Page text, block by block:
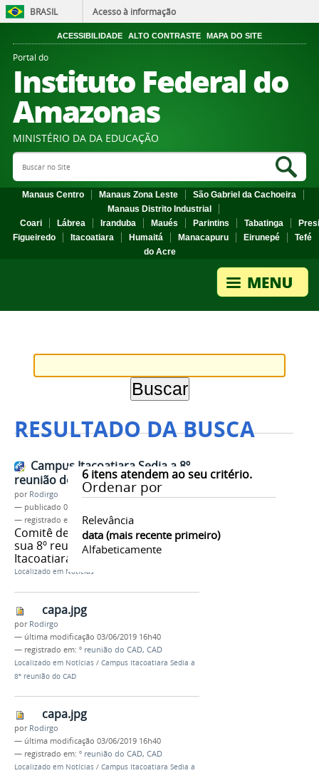
BRASIL Acesso à informação
ACESSIBILIDADE ALTO CONTRASTE MAPA DO SITE
Portal do
Instituto Federal do
Amazonas
MINISTÉRIO DA DA EDUCAÇÃO
Search Site
Manaus Centro Manaus Zona Leste
São Gabriel da Cachoeira
Manaus Distrito Industrial
Coari
Lábrea Iranduba Maués Parintins Tabatinga
Figueiredo
Itacoatiara Humaitá Manacapuru Eirunepé
Tefé
do Acre
RESULTADO DA BUSCA
6itens atendem ao seu critério.
Ordenar por
Relevância
data (mais recente primeiro)
Alfabeticamente
Campus Itacoatiara Sedia a 8º
reunião do CAD
por Rodirgo
— publicado 03/06/2019
— registrado em:
º reunião do CAD
Comitê de Administração realiza
sua 8º reunião no campus
Itacoatiara.
Localizado em Notícias
capa.jpg
por Rodirgo
— última modificação 03/06/2019 16h40
— registrado em: º reunião do CAD, CAD
Localizado em Notícias / Campus Itacoatiara Sedia a
8º reunião do CAD
capa.jpg
por Rodirgo
— última modificação 03/06/2019 16h40
— registrado em: º reunião do CAD, CAD
Localizado em Notícias / Campus Itacoatiara Sedia a